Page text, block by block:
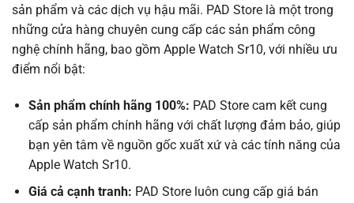
sản phẩm và các dịch vụ hậu mãi. PAD Store là một trong
những cửa hàng chuyên cung cấp các sản phẩm công
nghệ chính hãng, bao gồm Apple Watch Sr10, với nhiều ưu
điểm nổi bật:
Sản phẩm chính hãng 100%: PAD Store cam kết cung
cấp sản phẩm chính hãng với chất lượng đảm bảo, giúp
bạn yên tâm về nguồn gốc xuất xứ và các tính năng của
Apple Watch Sr10.
Giá cả cạnh tranh: PAD Store luôn cung cấp giá bán